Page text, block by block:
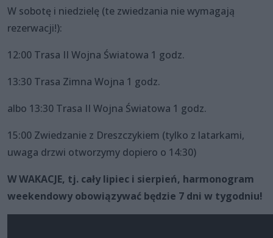
W sobotę i niedzielę (te zwiedzania nie wymagają
rezerwacji!):
12:00 Trasa II Wojna Światowa 1 godz.
13:30 Trasa Zimna Wojna 1 godz.
albo 13:30 Trasa II Wojna Światowa 1 godz.
15:00 Zwiedzanie z Dreszczykiem (tylko z latarkami,
uwaga drzwi otworzymy dopiero o 14:30)
W WAKACJE, tj. cały lipiec i sierpień, harmonogram
weekendowy obowiązywać będzie 7 dni w tygodniu!